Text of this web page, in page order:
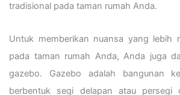
tradisional pada taman rumah Anda.
Untuk memberikan nuansa yang lebih
pada taman rumah Anda, Anda juga
gazebo. Gazebo adalah bangunan
berbentuk segi delapan atau persegi